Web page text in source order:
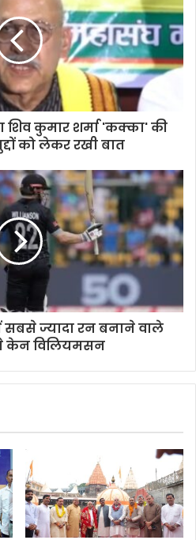
शिव कुमार शर्मा 'कक्का' की
को लेकर रखी बात
सबसे ज्यादा रन बनाने वाले
केन विलियमसन